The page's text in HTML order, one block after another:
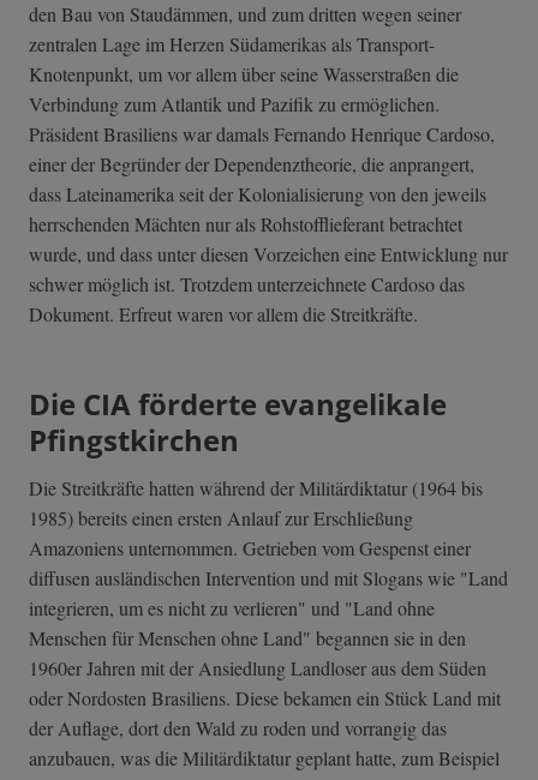
den Bau von Staudämmen, und zum dritten wegen seiner
zentralen Lage im Herzen Südamerikas als Transport-
Knotenpunkt, um vor allem über seine Wasserstraßen die
Verbindung zum Atlantik und Pazifik zu ermöglichen.
Präsident Brasiliens war damals Fernando Henrique Cardoso,
einer der Begründer der Dependenztheorie, die anprangert,
dass Lateinamerika seit der Kolonialisierung von den jeweils
herrschenden Mächten nur als Rohstofflieferant betrachtet
wurde, und dass unter diesen Vorzeichen eine Entwicklung nur
schwer möglich ist. Trotzdem unterzeichnete Cardoso das
Dokument. Erfreut waren vor allem die Streitkräfte.
Die CIA förderte evangelikale
Pfingstkirchen
Die Streitkräfte hatten während der Militärdiktatur (1964 bis
1985) bereits einen ersten Anlauf zur Erschließung
Amazoniens unternommen. Getrieben vom Gespenst einer
diffusen ausländischen Intervention und mit Slogans wie "Land
integrieren, um es nicht zu verlieren" und "Land ohne
Menschen für Menschen ohne Land" begannen sie in den
1960er Jahren mit der Ansiedlung Landloser aus dem Süden
oder Nordosten Brasiliens. Diese bekamen ein Stück Land mit
der Auflage, dort den Wald zu roden und vorrangig das
anzubauen, was die Militärdiktatur geplant hatte, zum Beispiel